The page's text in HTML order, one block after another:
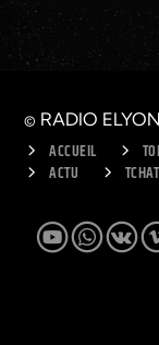
© RADIO
ACCUEIL
ACTU
TCHAT